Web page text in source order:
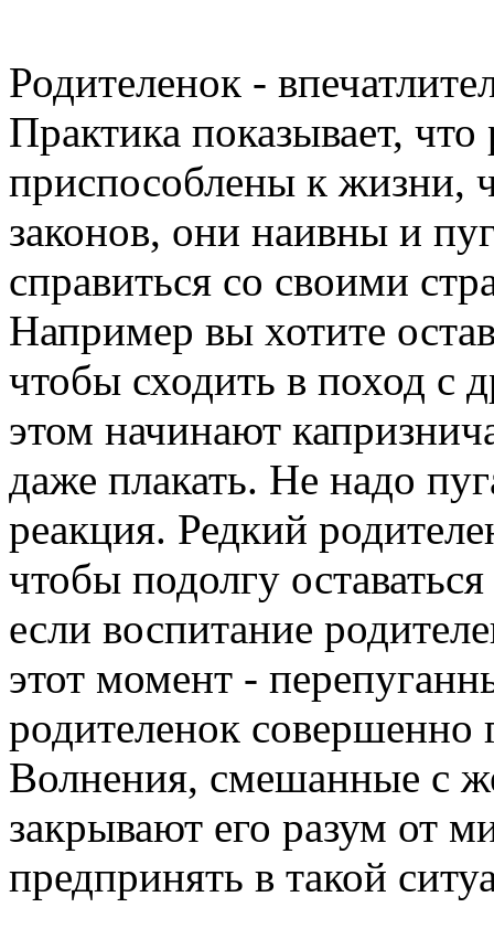
Родителенок -
Практика показывает,
приспособлены к жизни,
законов, они наивны и
справиться со своими
Например вы хотите
чтобы сходить в поход с
этом начинают
даже плакать. Не надо
реакция. Редкий
чтобы подолгу
если воспитание
этот момент -
родителенок совершенно
Волнения, смешанные с
закрывают его разум от
предпринять в такой